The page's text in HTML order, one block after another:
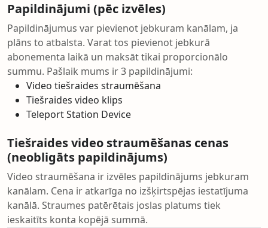
Papildinājumi (pēc izvēles)
Papildinājumus var pievienot jebkuram kanālam, ja
plāns to atbalsta. Varat tos pievienot jebkurā
abonementa laikā un maksāt tikai proporcionālo
summu. Pašlaik mums ir 3 papildinājumi:
Video tiešraides straumēšana
Tiešraides video klips
Teleport Station Device
Tiešraides video straumēšanas cenas
(neobligāts papildinājums)
Video straumēšana ir izvēles papildinājums jebkuram
kanālam. Cena ir atkarīga no izšķirtspējas iestatījuma
kanālā. Straumes patērētais joslas platums tiek
ieskaitīts konta kopējā summā.